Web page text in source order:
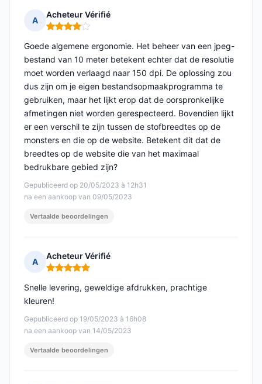
A
Acheteur Vérifié
Opmerking: 4 van 5
Gepubliceerd op 20/05/2023 à 12h31
na een aankoop van 09/05/2023
Goede algemene ergonomie. Het beheer van een jpeg-
bestand van 10 meter betekent echter dat de resolutie
moet worden verlaagd naar 150 dpi. De oplossing zou
dus zijn om je eigen bestandsopmaakprogramma te
gebruiken, maar het lijkt erop dat de oorspronkelijke
afmetingen niet worden gerespecteerd. Bovendien lijkt
er een verschil te zijn tussen de stofbreedtes op de
monsters en die op de website. Betekent dit dat de
breedtes op de website die van het maximaal
bedrukbare gebied zijn?
Vertaalde beoordelingen
A
Acheteur Vérifié
Opmerking: 5 van 5
Gepubliceerd op 19/05/2023 à 16h08
na een aankoop van 14/05/2023
Snelle levering, geweldige afdrukken, prachtige
kleuren!
Vertaalde beoordelingen